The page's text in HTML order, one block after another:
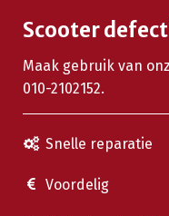
Scooter
Maak gebruik van
010-2102152.
Snelle reparatie
Voordelig